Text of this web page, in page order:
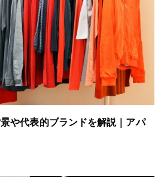
や代表的ブランドを解説｜アパ